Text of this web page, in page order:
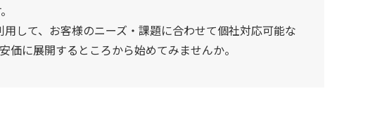
して、お客様のニーズ・課題に合わせて個社対応可能な
価に展開するところから始めてみませんか。